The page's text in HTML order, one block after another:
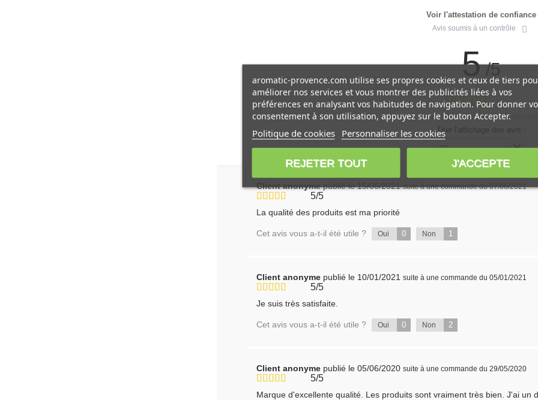
Voir l'attestation de confiance
Avis soumis à un contrôle
5/5
Calculé à partir de10avis client(s)
Trier l'affichage des avis :
---
Client anonymepublié le 15/06/2021 suite à une commande du 07/06/2021
5/5
La qualité des produits est ma priorité
Cet avis vous a-t-il été utile ? Oui 0 Non 1
Client anonyme publié le 10/01/2021 suite à une commande du 05/01/2021
5/5
Je suis très satisfaite.
Cet avis vous a-t-il été utile ? Oui 0 Non 2
Client anonyme publié le 05/06/2020 suite à une commande du 29/05/2020
5/5
Marque d'excellente qualité. Les produits sont vraiment très bien. J'ai un
aromatic-provence.com utilise ses propres cookies et ceux de tiers
améliorer nos services et vous montrer des publicités liées à vos
préférences en analysant vos habitudes de navigation. Pour donner
consentement à son utilisation, appuyez sur le bouton Accepter.
Politique de cookies Personnaliser les cookies
REJETER TOUT J'ACCEPTE